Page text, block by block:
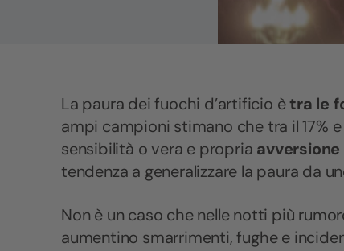
La paura dei fuochi d’artificio ètra le
ampi campioni stimano che tra il 17%
sensibilità o vera e propria
tendenza a generalizzare la paura da
Non è un caso che nelle notti più
aumentino smarrimenti, fughe e